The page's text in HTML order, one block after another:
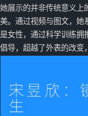
她展示的并非传统意义上
美。通过视频与图文，她
是女性，通过科学训练
倡导，超越了外表的改变